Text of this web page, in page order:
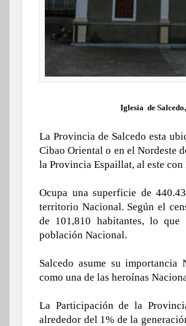
Iglesia de Salcedo
La Provincia de Salcedo esta
Cibao Oriental o en el Nordeste
la Provincia Espaillat, al este
Ocupa una superficie de
territorio Nacional. Según el
de 101,810 habitantes, lo
población Nacional.
Salcedo asume su
como una de las heroínas
La Participación de la
alrededor del 1% de la